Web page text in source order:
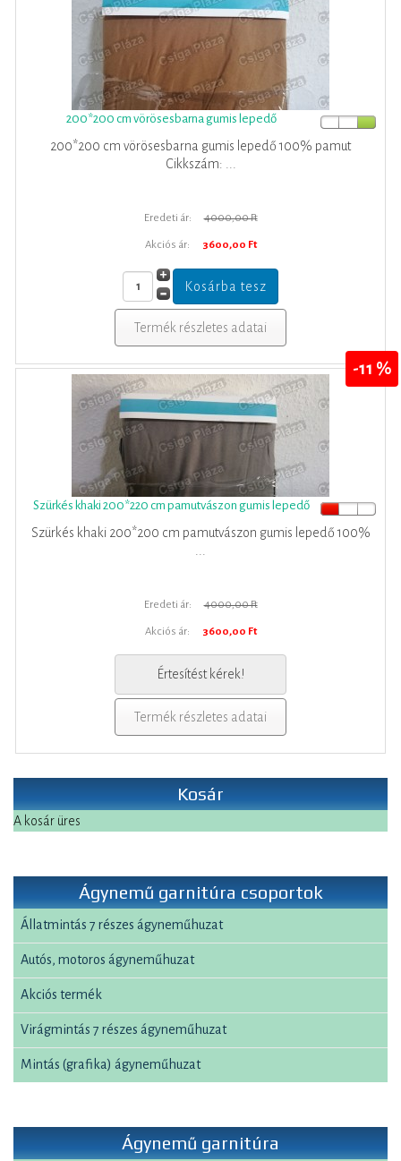
200*200 cm vörösesbarna gumis lepedő
200*200 cm vörösesbarna gumis lepedő 100% pamut
Cikkszám: ...
Eredeti ár: 4000,00 Ft
Akciós ár: 3600,00 Ft
Termék részletes adatai
Szürkés khaki 200*220 cm pamutvászon gumis lepedő
Szürkés khaki 200*200 cm pamutvászon gumis lepedő 100%
-11 %
Eredeti ár: 4000,00 Ft
Akciós ár: 3600,00 Ft
Értesítést kérek!
Termék részletes adatai
Kosár
A kosár üres
Ágynemű garnitúra csoportok
Állatmintás 7 részes ágyneműhuzat
Autós, motoros ágyneműhuzat
Akciós termék
Virágmintás 7 részes ágyneműhuzat
Mintás (grafika) ágyneműhuzat
Ágynemű garnitúra